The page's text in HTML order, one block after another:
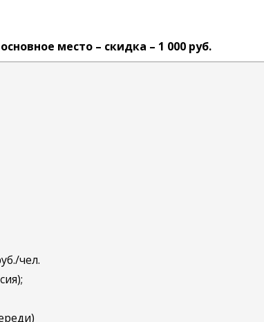
место – скидка – 1 000 руб.
категории;
чел.